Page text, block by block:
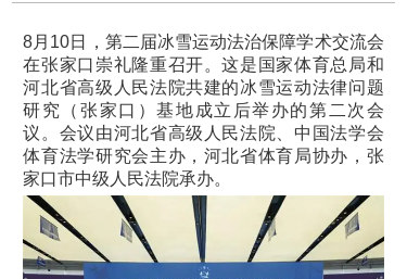
8月10日，第二届冰雪运动法治保障学术交流会
在张家口崇礼隆重召开。这是国家体育总局和
河北省高级人民法院共建的冰雪运动法律问题
研究（张家口）基地成立后举办的第二次会
议。会议由河北省高级人民法院、中国法学会
体育法学研究会主办，河北省体育局协办，张
家口市中级人民法院承办。